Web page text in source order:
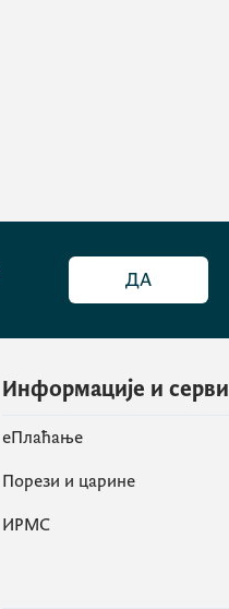
ДА
Информације и
eПлаћање
Порези и царине
ИРМС